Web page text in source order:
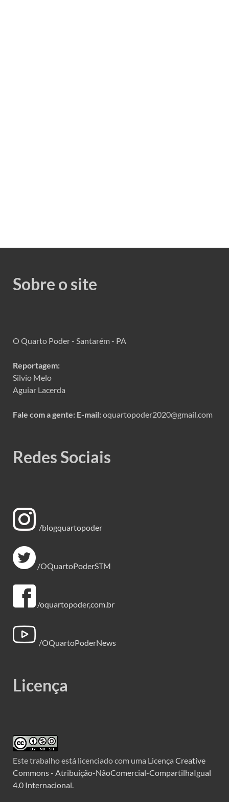
Sobre o site
O Quarto Poder - Santarém - PA
Reportagem:
Silvio Melo
Aguiar Lacerda
Fale com a gente: E-mail:oquartopoder2020@gmail.com
Redes Sociais
/blogquartopoder
/OQuartoPoderSTM
/oquartopoder,com.br
/OQuartoPoderNews
Licença
Este trabalho está licenciado com uma Licença Creative
Commons - Atribuição-NãoComercial-CompartilhaIgual
4.0 Internacional.